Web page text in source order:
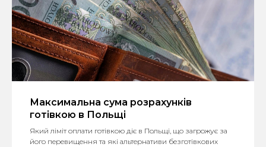
Максимальна сума розрахунків
готівкою в Польщі
Який ліміт оплати готівкою діє в Польщі, що загрожує за
його перевищення та які альтернативи безготівкових